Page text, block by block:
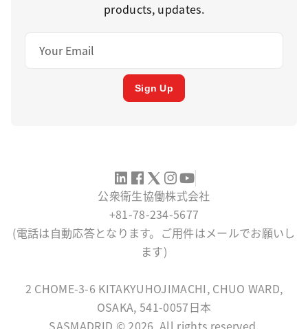
products, updates.
Sign Up
公衆衛生協働株式会社
+81-78-234-5677
(電話は自動応答となります。ご用件はメールでお願いし
ます)
2 CHOME-3-6 KITAKYUHOJIMACHI, CHUO WARD,
OSAKA, 541-0057日本
SASMADRID © 2026, All rights reserved.